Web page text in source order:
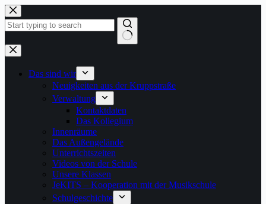
Zum
Inhalt
springen
Keine
Ergebnisse
Das sind wir
Neuigkeiten aus der Kruppstraße
Verwaltung
Kontaktdaten
Das Kollegium
Innenräume
Das Außengelände
Unterrichtszeiten
Videos von der Schule
Unsere Klassen
JeKITS – Kooperation mit der Musikschule
Schulgeschichte